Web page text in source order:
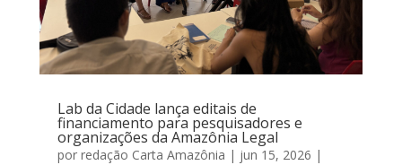
Lab da Cidade lança editais de
financiamento para pesquisadores e
organizações da Amazônia Legal
por redação Carta Amazônia | jun 15, 2026 |